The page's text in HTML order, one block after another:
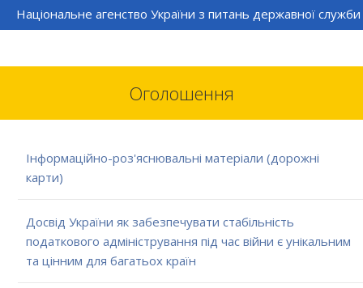
Національне агенство України з питань державної служби
Оголошення
Інформаційно-роз'яснювальні матеріали (дорожні
карти)
Досвід України як забезпечувати стабільність
податкового адміністрування під час війни є унікальним
та цінним для багатьох країн